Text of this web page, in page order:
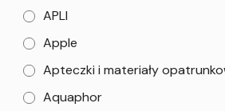
APLI
Apple
Apteczki i materiały
Aquaphor